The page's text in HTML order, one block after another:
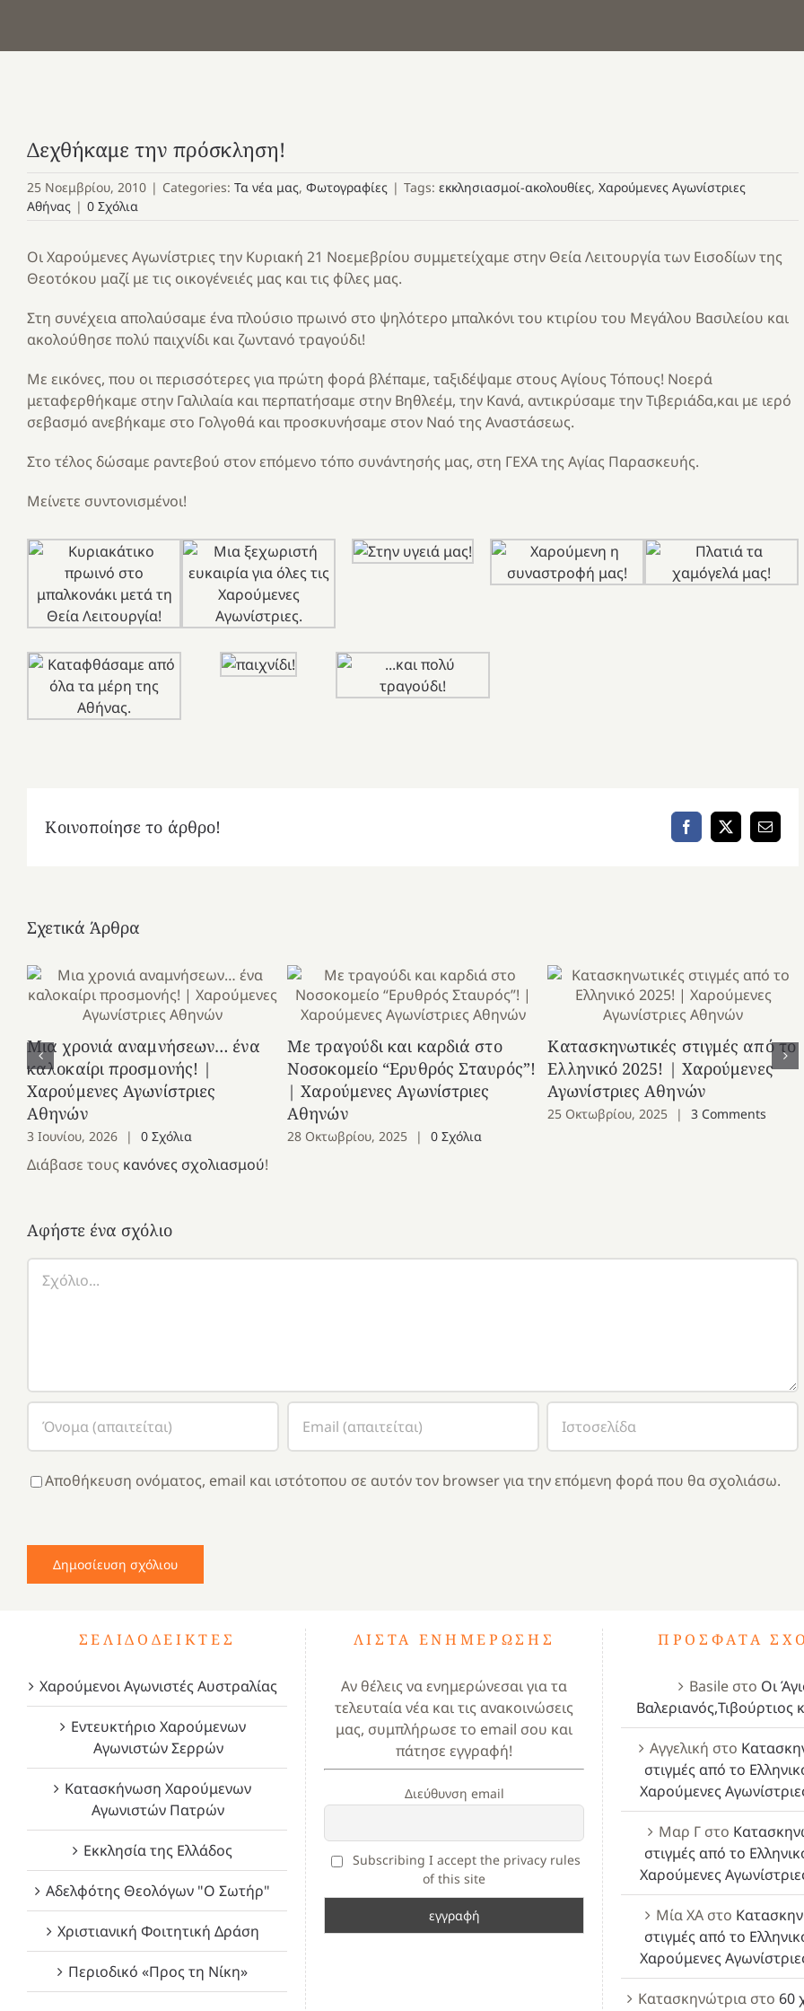
Δεχθήκαμε την πρόσκληση!
25 Νοεμβρίου, 2010 | Categories: Τα νέα μας, Φωτογραφίες | Tags: εκκλησιασμοί-ακολουθίες, Χαρούμενες Αγωνίστριες
Αθήνας | 0 Σχόλια
Οι Χαρούμενες Αγωνίστριες την Κυριακή 21 Νοεμεβρίου συμμετείχαμε στην Θεία Λειτουργία των Εισοδίων της
Θεοτόκου μαζί με τις οικογένειές μας και τις φίλες μας.
Στη συνέχεια απολαύσαμε ένα πλούσιο πρωινό στο ψηλότερο μπαλκόνι του κτιρίου του Μεγάλου Βασιλείου και
ακολούθησε πολύ παιχνίδι και ζωντανό τραγούδι!
Με εικόνες, που οι περισσότερες για πρώτη φορά βλέπαμε, ταξιδέψαμε στους Αγίους Τόπους! Νοερά
μεταφερθήκαμε στην Γαλιλαία και περπατήσαμε στην Βηθλεέμ, την Κανά, αντικρύσαμε την Τιβεριάδα,και με ιερό
σεβασμό ανεβήκαμε στο Γολγοθά και προσκυνήσαμε στον Ναό της Αναστάσεως.
Στο τέλος δώσαμε ραντεβού στον επόμενο τόπο συνάντησής μας, στη ΓΕΧΑ της Αγίας Παρασκευής.
Μείνετε συντονισμένοι!
Κοινοποίησε το άρθρο! Facebook
X Email
Σχετικά Άρθρα
Μια χρονιά αναμνήσεων… ένα
καλοκαίρι προσμονής! |
Χαρούμενες Αγωνίστριες
Αθηνών
3 Ιουνίου, 2026 | 0 Σχόλια
Με τραγούδι και καρδιά στο
Νοσοκομείο “Ερυθρός Σταυρός”!
| Χαρούμενες Αγωνίστριες
Αθηνών
28 Οκτωβρίου, 2025 | 0 Σχόλια
Κατασκηνωτικές στιγμές από το
Ελληνικό 2025! | Χαρούμενες
Αγωνίστριες Αθηνών
25 Οκτωβρίου, 2025 | 3 Comments
Διάβασε τους κανόνες σχολιασμού!
Αφήστε ένα σχόλιο
Αποθήκευση ονόματος, email και ιστότοπου σε αυτόν τον browser για την επόμενη φορά που θα σχολιάσω.
ΣΕΛΙΔΟΔΕΊΚΤΕΣ
Χαρούμενοι Αγωνιστές Αυστραλίας
Εντευκτήριο Χαρούμενων
Αγωνιστών Σερρών
Κατασκήνωση Χαρούμενων
Αγωνιστών Πατρών
Εκκλησία της Ελλάδος
Αδελφότης Θεολόγων "Ο Σωτήρ"
Χριστιανική Φοιτητική Δράση
Περιοδικό «Προς τη Νίκη»
ΛΊΣΤΑ ΕΝΗΜΈΡΩΣΗΣ
Αν θέλεις να ενημερώνεσαι για τα
τελευταία νέα και τις ανακοινώσεις
μας, συμπλήρωσε το email σου και
πάτησε εγγραφή!
Διεύθυνση email
Subscribing I accept the privacy rules
of this site
ΠΡΌΣΦΑΤΑ
Basileστο Οι
Βαλεριανός,Τιβούρτιος
Αγγελική στο
στιγμές από το
Χαρούμενες
Μαρ Γστο
στιγμές από το
Χαρούμενες
Μία ΧΑστο
στιγμές από το
Χαρούμενες
Κατασκηνώτριαστο 60